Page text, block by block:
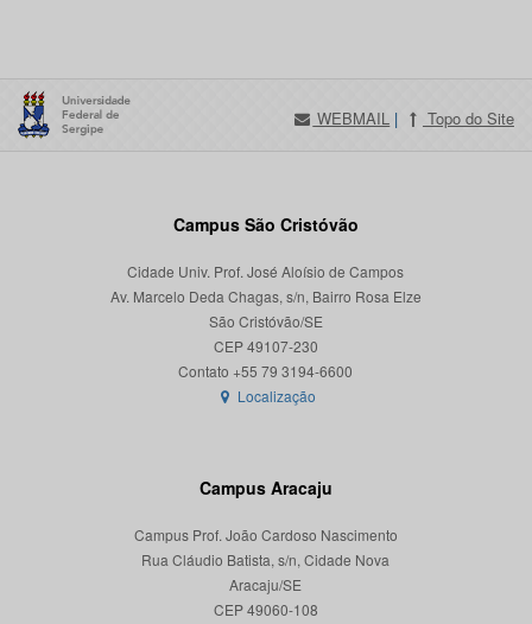
WEBMAIL | Topo do Site
Campus São Cristóvão
Cidade Univ. Prof. José Aloísio de Campos
Av. Marcelo Deda Chagas, s/n, Bairro Rosa Elze
São Cristóvão/SE
CEP 49107-230
Localização
Campus Aracaju
Campus Prof. João Cardoso Nascimento
Rua Cláudio Batista, s/n, Cidade Nova
Aracaju/SE
CEP 49060-108